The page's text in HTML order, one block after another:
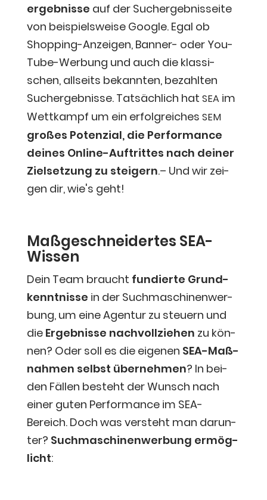
ergeb­nis­se auf der Such­ergeb­nis­sei­te
von bei­spiels­wei­se Goog­le. Egal ob
Shop­ping-Anzei­gen, Ban­ner- oder You­
Tube-Wer­bung und auch die klas­si­
schen, all­seits bekann­ten, bezahl­ten
Such­ergeb­nis­se. Tat­säch­lich hat SEAim
Wett­kampf um ein erfolg­rei­ches SEM
gro­ßes Poten­zi­al, die Per­for­mance
dei­nes Online-Auf­trit­tes nach dei­ner
Ziel­set­zung zu stei­gern.– Und wir zei­
gen dir, wie's geht!
Maß­ge­schnei­der­tes SEA-
Wissen
Dein Team braucht fun­dier­te Grund­
kennt­nis­se in der Such­ma­schi­nen­wer­
bung, um eine Agen­tur zu steu­ern und
die Ergeb­nis­se nach­voll­zie­hen zu kön­
nen? Oder soll es die eige­nen SEA-Maß­
nah­men selbst über­neh­men? In bei­
den Fäl­len besteht der Wunsch nach
einer guten Per­for­mance im SEA-
Bereich. Doch was ver­steht man dar­un­
ter? Such­ma­schi­nen­wer­bung ermög­
licht: